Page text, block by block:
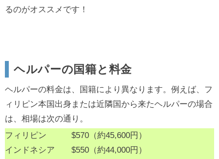
るのがオススメです！
ヘルパーの国籍と料金
ヘルパーの料金は、国籍により異なります。例えば、フ
ィリピン本国出身または近隣国から来たヘルパーの場合
は、相場は次の通り。
フィリピン $570（約45,600円）
インドネシア $550（約44,000円）